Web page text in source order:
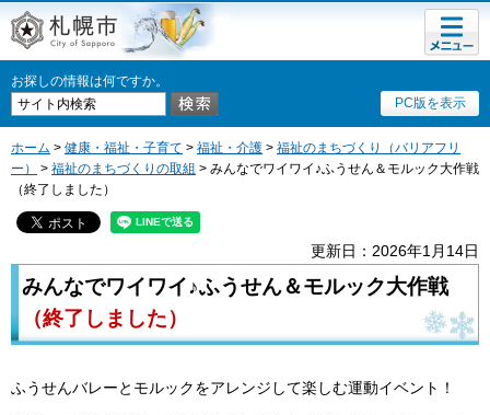
札幌市
お探しの情報は何ですか。
PC版を表示
メニュ
ー
ホーム > 健康・福祉・子育て > 福祉・介護 > 福祉のまちづくり（バリアフリ
ー）
> 福祉のまちづくりの取組 > みんなでワイワイ♪ふうせん＆モルック大作戦
（終了しました）
更新日：2026年1月14日
みんなでワイワイ♪ふうせん＆モルック大作戦
（終了しました）
ふうせんバレーとモルックをアレンジして楽しむ運動イベント！